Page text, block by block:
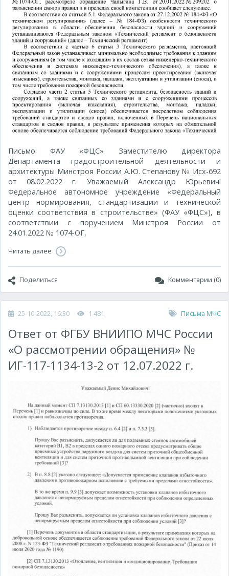
Письмо ФАУ «ФЦС» Заместителю директора
Департамента градостроительной деятельности и
архитектуры Минстроя России А.Ю. Степанову № Исх-692
от 08.02.2022 г. Уважаемый Александр Юрьевич!
Федеральное автономное учреждение «Федеральный
центр нормирования, стандартизации и технической
оценки соответствия в строительстве» (ФАУ «ФЦС»), в
соответствии с поручением Минстроя России от
24.01.2022 № 1074-ОГ,
Читать далее
Поделиться Комментарии (0)
25-10-2022, 16:30 1 481 Письма МЧС
Ответ от ФГБУ ВНИИПО МЧС России
«О рассмотрении обращения» №
ИГ-117-1134-13-2 от 12.07.2022 г.